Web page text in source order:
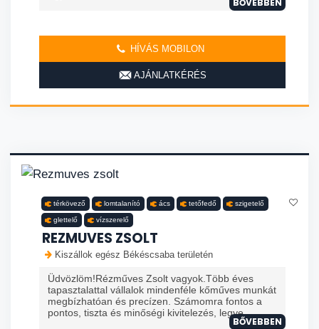
BŐVEBBEN
HÍVÁS MOBILON
AJÁNLATKÉRÉS
térkövező lomtalanító ács tetőfedő szigetelő
glettelő vízszerelő
REZMUVES ZSOLT
Kiszállok egész Békéscsaba területén
Üdvözlöm!Rézműves Zsolt vagyok.Több éves
tapasztalattal vállalok mindenféle kőműves munkát
megbízhatóan és precízen. Számomra fontos a
pontos, tiszta és minőségi kivitelezés, legye...
BŐVEBBEN